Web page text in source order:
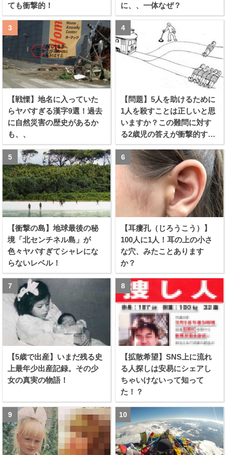
ても衝撃的！
に、、一体なぜ？
【戦慄】地名に入っていた
らヤバすぎる漢字9選！過去
に自然災害の歴史があるか
も、、
【問題】5人を助けるために
1人を殺すことは正しいと思
いますか？この難問に対す
る2歳児の答えが衝撃的すぎ
る！！
【衝撃の島】地球最後の秘
境「北センチネル島」が
色々ヤバすぎてシャレにな
らないレベル！
【耳瘻孔（じろうこう）】
100人に1人！耳の上の小さ
な穴、みたことあります
か？
【5歳で出産】いまだ残る史
上最年少出産記録。その少
女の真実の物語！
【拡散希望】SNS上に流れ
る人探しは安易にシェアし
ちゃいけないって知って
た！？